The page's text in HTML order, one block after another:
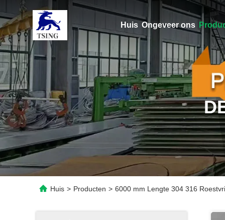
Huis Ongeveer ons
Huis > Producten > 6000 mm Lengte 304 316